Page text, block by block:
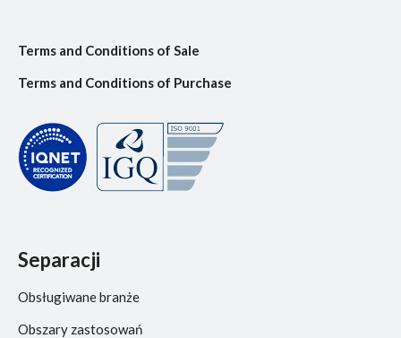
Terms and Conditions of Sale
Terms and Conditions of Purchase
Separacji
Obsługiwane branże
Obszary zastosowań